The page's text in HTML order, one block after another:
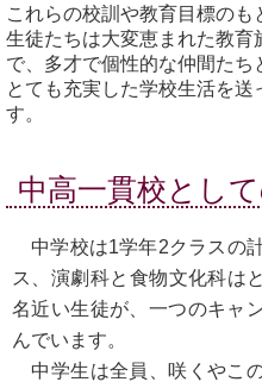
これらの校訓や教育目標のも
生徒たちは大変恵まれた教育
で、多才で個性的な仲間たち
とても充実した学校生活を送
す。
中高一貫校とし
中学校は1学年2クラスの
ス、演劇科と食物文化科は
名近い生徒が、一つのキャ
んでいます。
中学生は全員、咲くやこ